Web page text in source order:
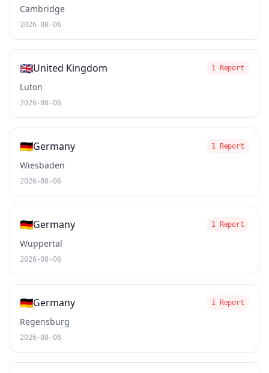
Cambridge
2026-08-06
🇬🇧United Kingdom 1 Report
Luton
2026-08-06
🇩🇪Germany 1 Report
Wiesbaden
2026-08-06
🇩🇪Germany 1 Report
Wuppertal
2026-08-06
🇩🇪Germany 1 Report
Regensburg
2026-08-06